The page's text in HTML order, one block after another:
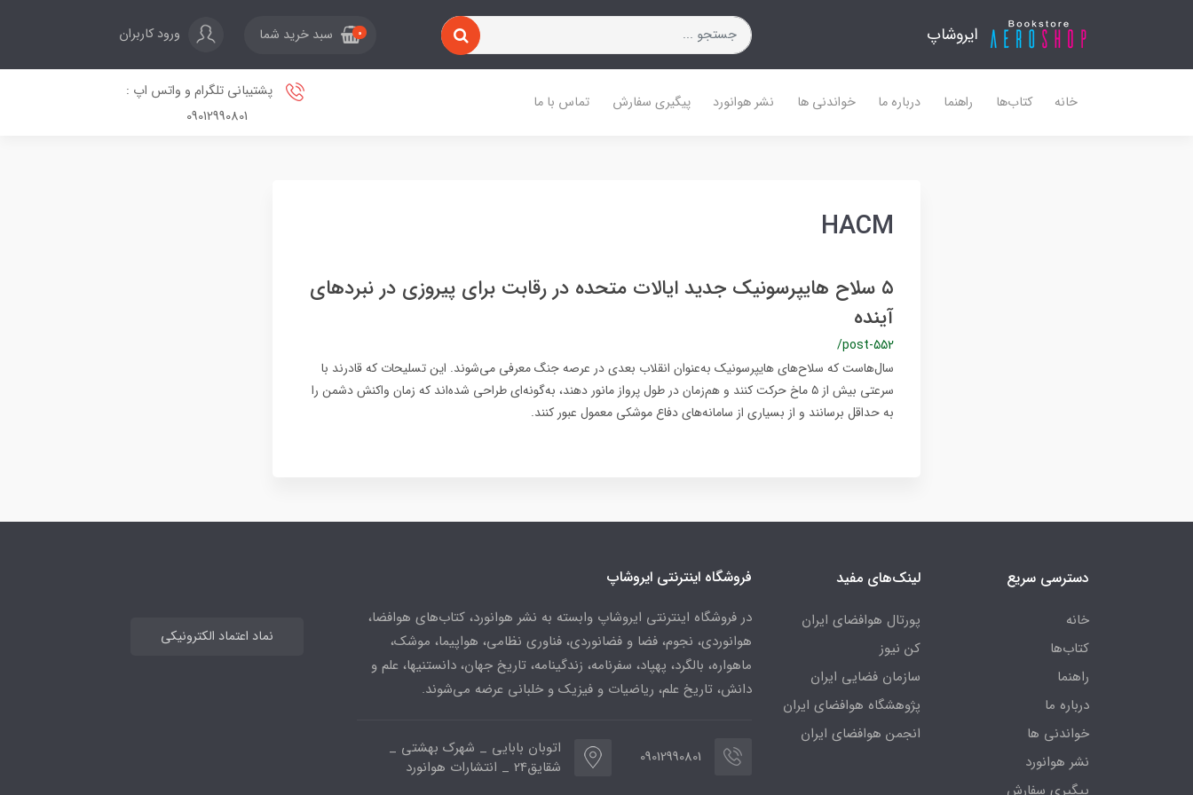
ایروشاپ 0 سبد خرید شما ورود کاربران
خانه کتاب‌ها راهنما درباره ما خواندنی ها نشر هوانورد پیگیری سفارش تماس با ما
پشتیبانی تلگرام و واتس اپ :
09012990801
HACM
۵ سلاح هایپرسونیک جدید ایالات متحده در رقابت برای پیروزی در نبردهای
آینده
/post-552
سال‌هاست که سلاح‌های هایپرسونیک به‌عنوان انقلاب بعدی در عرصه جنگ معرفی می‌شوند. این تسلیحات که قادرند با
سرعتی بیش از ۵ ماخ حرکت کنند و هم‌زمان در طول پرواز مانور دهند، به‌گونه‌ای طراحی شده‌اند که زمان واکنش دشمن را
به حداقل برسانند و از بسیاری از سامانه‌های دفاع موشکی معمول عبور کنند.
دسترسی سریع
خانه
کتاب‌ها
راهنما
درباره ما
خواندنی ها
نشر هوانورد
پیگیری سفارش
لینک‌های مفید
پورتال هوافضای ایران
کن نیوز
سازمان فضایی ایران
پژوهشگاه هوافضای ایران
انجمن هوافضای ایران
فروشگاه اینترنتی ایروشاپ
در فروشگاه اینترنتی ایروشاپ وابسته به نشر هوانورد، کتاب‌های هوافضا،
هوانوردی، نجوم، فضا و فضانوردی، فناوری نظامی، هواپیما، موشک،
ماهواره، بالگرد، پهپاد، سفرنامه، زندگینامه، تاریخ جهان، دانستنیها، علم و
دانش، تاریخ علم، ریاضیات و فیزیک و خلبانی عرضه می‌شوند.
09012990801
اتوبان بابایی _ شهرک بهشتی _
شقایق24 _ انتشارات هوانورد
نماد اعتماد الکترونیکی